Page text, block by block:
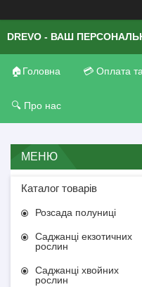
DREVO - ВАШ
🏠Головна 💳 Оплата
🔍 Про нас
Каталог товарів
Розсада полуниці
Саджанці екзотичних
рослин
Саджанці хвойних
рослин